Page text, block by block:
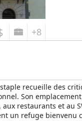
+8
recueille des
Son
restaurants et au
un refuge bienvenu